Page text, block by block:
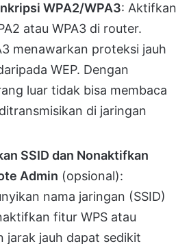
WPA2/WPA3: Aktifkan
atau WPA3 di router.
menawarkan proteksi jauh
WEP. Dengan
luar tidak bisa membaca
di jaringan
SSID dan Nonaktifkan
Admin (opsional):
nama jaringan (SSID)
fitur WPS atau
jarak jauh dapat sedikit